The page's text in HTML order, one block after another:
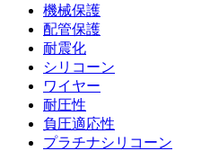
機械保護
配管保護
耐震化
シリコーン
ワイヤー
耐圧性
負圧適応性
プラチナシリコーン